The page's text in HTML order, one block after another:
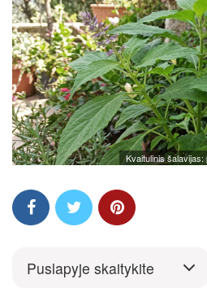
Kvaitulinis
Puslapyje skaitykite